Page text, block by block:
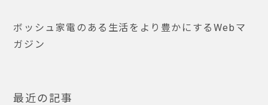
ボッシュ家電のある生活をより豊かにするWebマ
ガジン
最近の記事